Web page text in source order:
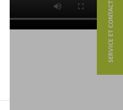
SERVICE ET CONTACT